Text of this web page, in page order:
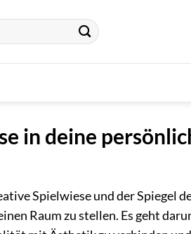
in deine
Spielwiese und der Spiegel
Raum zu stellen. Es geht